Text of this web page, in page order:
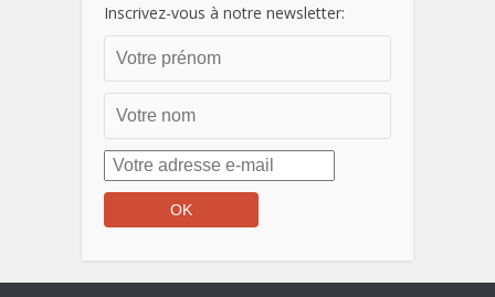
Inscrivez-vous à notre newsletter: